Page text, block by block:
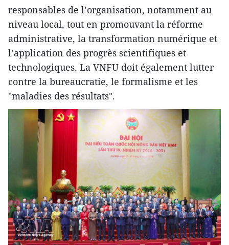
responsables de l’organisation, notamment au
niveau local, tout en promouvant la réforme
administrative, la transformation numérique et
l’application des progrès scientifiques et
technologiques. La VNFU doit également lutter
contre la bureaucratie, le formalisme et les
"maladies des résultats".